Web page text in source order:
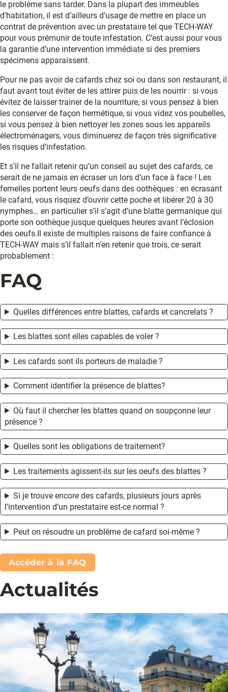
le problème sans tarder. Dans la plupart des immeubles
d’habitation, il est d’ailleurs d’usage de mettre en place un
contrat de prévention avec un prestataire tel que TECH-WAY
pour vous prémunir de toute infestation. C’est aussi pour vous
la garantie d’une intervention immédiate si des premiers
spécimens apparaissent.
Pour ne pas avoir de cafards chez soi ou dans son restaurant, il
faut avant tout éviter de les attirer puis de les nourrir : si vous
évitez de laisser trainer de la nourriture, si vous pensez à bien
les conserver de façon hermétique, si vous videz vos poubelles,
si vous pensez à bien nettoyer les zones sous les appareils
électroménagers, vous diminuerez de façon très significative
les risques d’infestation.
Et s’il ne fallait retenir qu’un conseil au sujet des cafards, ce
serait de ne jamais en écraser un lors d’un face à face ! Les
femelles portent leurs oeufs dans des oothèques : en écrasant
le cafard, vous risquez d’ouvrir cette poche et libérer 20 à 30
nymphes… en particulier s’il s’agit d’une blatte germanique qui
porte son oothèque jusque quelques heures avant l’éclosion
des oeufs.Il existe de multiples raisons de faire confiance à
TECH-WAY mais s’il fallait n’en retenir que trois, ce serait
probablement :
FAQ
Quelles différences entre blattes, cafards et cancrelats ?
Les blattes sont elles capables de voler ?
Les cafards sont ils porteurs de maladie ?
Comment identifier la présence de blattes?
Où faut il chercher les blattes quand on soupçonne leur
présence ?
Quelles sont les obligations de traitement?
Les traitements agissent-ils sur les oeufs des blattes ?
Si je trouve encore des cafards, plusieurs jours après
l’intervention d’un prestataire est-ce normal ?
Peut on résoudre un problème de cafard soi-même ?
Accéder à la FAQ
Actualités